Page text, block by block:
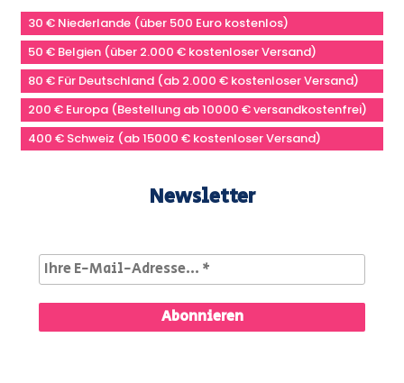
30 € Niederlande (über 500 Euro kostenlos)
50 € Belgien (über 2.000 € kostenloser Versand)
80 € Für Deutschland (ab 2.000 € kostenloser Versand)
200 € Europa (Bestellung ab 10000 € versandkostenfrei)
400 € Schweiz (ab 15000 € kostenloser Versand)
Newsletter